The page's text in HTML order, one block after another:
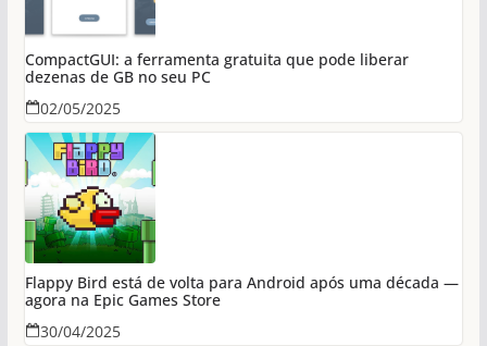
CompactGUI: a ferramenta gratuita que pode liberar
dezenas de GB no seu PC
02/05/2025
Flappy Bird está de volta para Android após uma década —
agora na Epic Games Store
30/04/2025